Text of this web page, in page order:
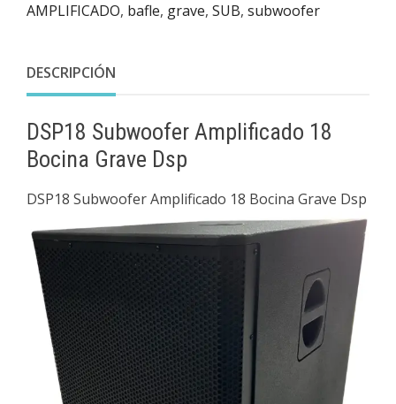
AMPLIFICADO, bafle, grave, SUB, subwoofer
DESCRIPCIÓN
DSP18 Subwoofer Amplificado 18
Bocina Grave Dsp
DSP18 Subwoofer Amplificado 18 Bocina Grave Dsp